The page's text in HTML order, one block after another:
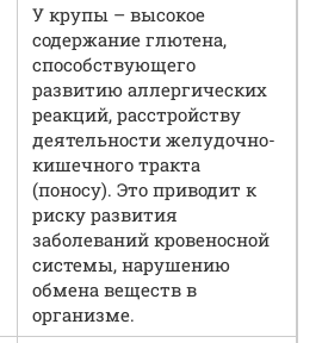
У крупы – высокое
содержание глютена,
способствующего
развитию аллергических
реакций, расстройству
деятельности желудочно-
кишечного тракта
(поносу). Это приводит к
риску развития
заболеваний кровеносной
системы, нарушению
обмена веществ в
организме.